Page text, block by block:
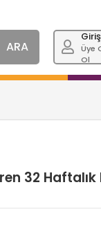
ARA
Üye
Ol
32 Haftalık